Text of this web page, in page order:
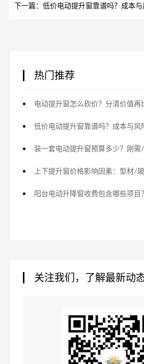
下一篇：低价电动提升窗靠谱吗？成本
热门推荐
电动提升窗怎么砍价？分清价值再
低价电动提升窗靠谱吗？成本与风
装一套电动提升窗预算多少？刚需
上下提升窗价格影响因素：型材/
阳台电动升降窗收费包含哪些项目
关注我们，了解最新动